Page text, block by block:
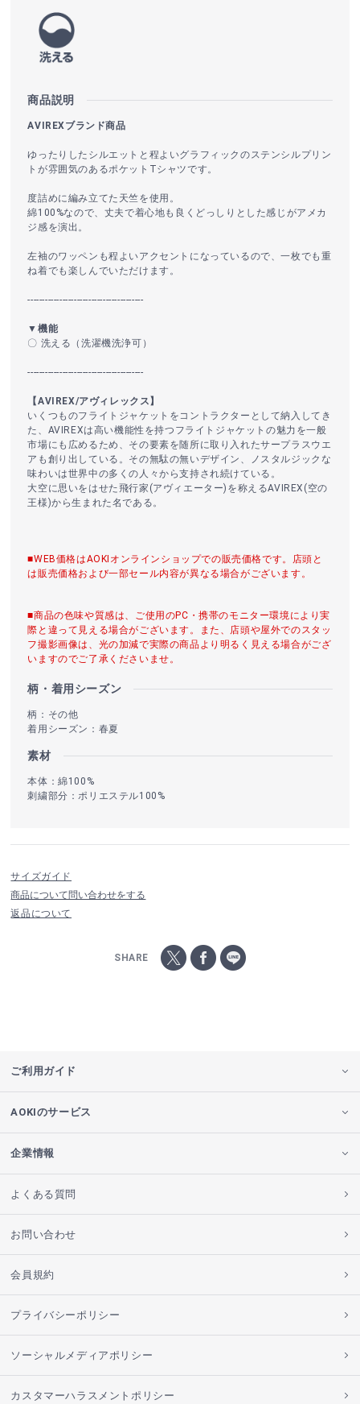
商品説明
AVIREXブランド商品
ゆったりしたシルエットと程よいグラフィックのステンシルプリン
トが雰囲気のあるポケットTシャツです。
度詰めに編み立てた天竺を使用。
綿100%なので、丈夫で着心地も良くどっしりとした感じがアメカ
ジ感を演出。
左袖のワッペンも程よいアクセントになっているので、一枚でも重
ね着でも楽しんでいただけます。
----------------------------------------
▼機能
〇 洗える（洗濯機洗浄可）
----------------------------------------
【AVIREX/アヴィレックス】
いくつものフライトジャケットをコントラクターとして納入してき
た、AVIREXは高い機能性を持つフライトジャケットの魅力を一般
市場にも広めるため、その要素を随所に取り入れたサープラスウエ
アも創り出している。その無駄の無いデザイン、ノスタルジックな
味わいは世界中の多くの人々から支持され続けている。
大空に思いをはせた飛行家(アヴィエーター)を称えるAVIREX(空の
王様)から生まれた名である。
■WEB価格はAOKIオンラインショップでの販売価格です。店頭と
は販売価格および一部セール内容が異なる場合がございます。
■商品の色味や質感は、ご使用のPC・携帯のモニター環境により実
際と違って見える場合がございます。また、店頭や屋外でのスタッ
フ撮影画像は、光の加減で実際の商品より明るく見える場合がござ
いますのでご了承くださいませ。
柄・着用シーズン
柄：その他
着用シーズン：春夏
素材
本体：綿100%
刺繍部分：ポリエステル100%
サイズガイド
商品について問い合わせをする
返品について
SHARE
ご利用ガイド
AOKIのサービス
企業情報
よくある質問
お問い合わせ
会員規約
プライバシーポリシー
ソーシャルメディアポリシー
カスタマーハラスメントポリシー